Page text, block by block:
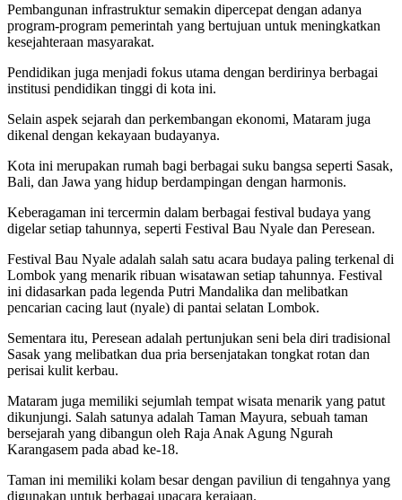
Pembangunan infrastruktur semakin dipercepat dengan adanya
program-program pemerintah yang bertujuan untuk meningkatkan
kesejahteraan masyarakat.
Pendidikan juga menjadi fokus utama dengan berdirinya berbagai
institusi pendidikan tinggi di kota ini.
Selain aspek sejarah dan perkembangan ekonomi, Mataram juga
dikenal dengan kekayaan budayanya.
Kota ini merupakan rumah bagi berbagai suku bangsa seperti Sasak,
Bali, dan Jawa yang hidup berdampingan dengan harmonis.
Keberagaman ini tercermin dalam berbagai festival budaya yang
digelar setiap tahunnya, seperti Festival Bau Nyale dan Peresean.
Festival Bau Nyale adalah salah satu acara budaya paling terkenal di
Lombok yang menarik ribuan wisatawan setiap tahunnya. Festival
ini didasarkan pada legenda Putri Mandalika dan melibatkan
pencarian cacing laut (nyale) di pantai selatan Lombok.
Sementara itu, Peresean adalah pertunjukan seni bela diri tradisional
Sasak yang melibatkan dua pria bersenjatakan tongkat rotan dan
perisai kulit kerbau.
Mataram juga memiliki sejumlah tempat wisata menarik yang patut
dikunjungi. Salah satunya adalah Taman Mayura, sebuah taman
bersejarah yang dibangun oleh Raja Anak Agung Ngurah
Karangasem pada abad ke-18.
Taman ini memiliki kolam besar dengan paviliun di tengahnya yang
digunakan untuk berbagai upacara kerajaan.